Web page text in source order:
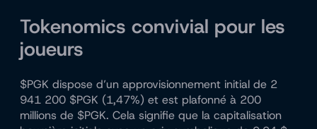
Tokenomics convivial pour les
joueurs
$PGK dispose d’un approvisionnement initial de 2
941 200 $PGK (1,47%) et est plafonné à 200
millions de $PGK. Cela signifie que la capitalisation